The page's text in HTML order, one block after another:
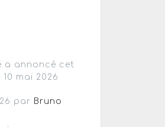
a annoncé cet
mai 2026
par Bruno